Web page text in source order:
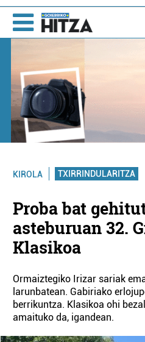
KIROLA TXIRRINDULARITZA
Proba bat
asteburuan 32.
Klasikoa
Ormaiztegiko Irizar sariak
larunbatean. Gabiriako
berrikuntza. Klasikoa ohi
amaituko da, igandean.